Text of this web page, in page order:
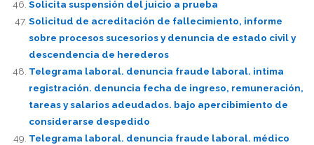
Solicita suspensión del juicio a prueba
Solicitud de acreditación de fallecimiento, informe
sobre procesos sucesorios y denuncia de estado civil y
descendencia de herederos
Telegrama laboral. denuncia fraude laboral. intima
registración. denuncia fecha de ingreso, remuneración,
tareas y salarios adeudados. bajo apercibimiento de
considerarse despedido
Telegrama laboral. denuncia fraude laboral. médico